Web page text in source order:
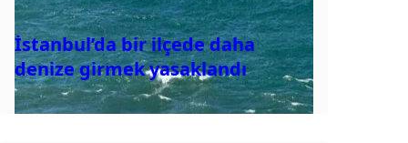
İstanbul’da bir ilçede daha
denize girmek yasaklandı